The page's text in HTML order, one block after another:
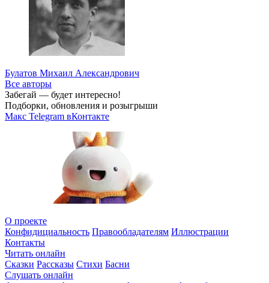
Булатов Михаил Александрович
Все авторы
Забегай — будет интересно!
Подборки, обновления и розыгрыши
Макс Telegram вКонтакте
О проекте
Конфидициальность Правообладателям Иллюстрации
Контакты
Читать онлайн
Сказки Рассказы Стихи Басни
Слушать онлайн